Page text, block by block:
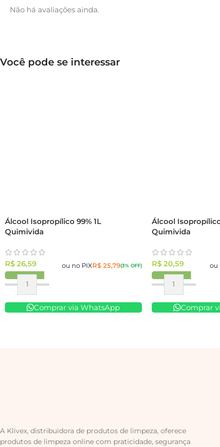
Não há avaliações ainda.
Você pode se interessar
Álcool Isopropílico 99% 1L
Quimivida
R$ 26,59 ou no PIXR$25,79(3% OFF)
Comprar via WhatsApp
Álcool
Quimivida
R$20,59 ou
Comprar
A Klivex, distribuidora de produtos de limpeza, oferece
produtos de limpeza online com praticidade, segurança